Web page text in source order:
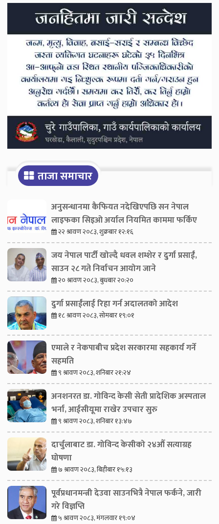
Secondary
Sidebar
ताजा समाचार
अनुसन्धानमा कैफियत नदेखिएपछि सन नेपाल
लाइफका सिइओ अर्याल नियमित काममा फर्किए
२२ श्रावण २०८३, शुक्रबार १२:१६
जय नेपाल पार्टी खोल्दै धवल शम्शेर र दुर्गा प्रसाईं,
साउन २८ गते निर्वाचन आयोग जाने
२० श्रावण २०८३, बुधबार २०:२०
दुर्गा प्रसाईंलाई रिहा गर्न अदालतको आदेश
१८ श्रावण २०८३, सोमबार १९:०१
एमाले र नेकपाबीच प्रदेश सरकारमा सहकार्य गर्ने
सहमति
९ श्रावण २०८३, शनिबार २१:२४
अनशनरत डा. गोविन्द केसी सेती प्रादेशिक अस्पताल
भर्ना, आईसीयूमा राखेर उपचार सुरु
९ श्रावण २०८३, शनिबार १३:४७
दार्चुलाबाट डा. गोविन्द केसीको २४औँ सत्याग्रह
घोषणा
७ श्रावण २०८३, बिहीबार १५:१३
पूर्वप्रधानमन्त्री देउवा साउनभित्रै नेपाल फर्कने, जारी
गरे विज्ञप्ति
५ श्रावण २०८३, मंगलवार १९:०४